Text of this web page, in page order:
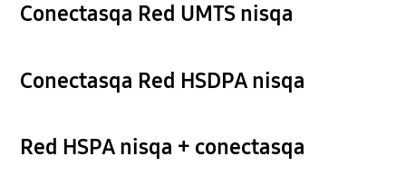
Conectasqa Red UMTS nisqa
Conectasqa Red HSDPA nisqa
Red HSPA nisqa + conectasqa